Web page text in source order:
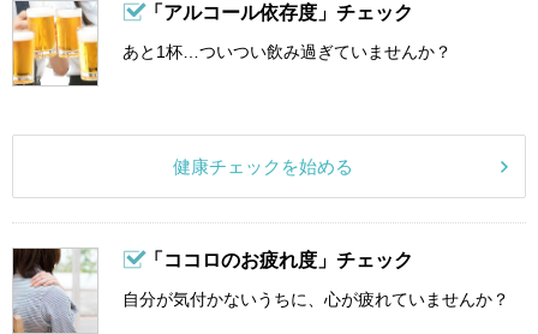
「アルコール依存度」チェック
あと1杯…ついつい飲み過ぎていませんか？
健康チェックを始める
「ココロのお疲れ度」チェック
自分が気付かないうちに、心が疲れていませんか？